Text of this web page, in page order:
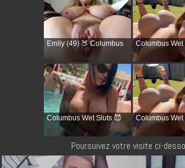
Emily (49) 🍑 Columbus Columbus Wet
Columbus Wet Sluts 😈 Columbus Wet
Poursuivez votre visite ci-